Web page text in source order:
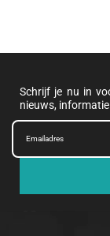
Schrijf je nu in
nieuws,